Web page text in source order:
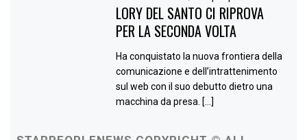
LORY DEL SANTO CI RIPROVA
PER LA SECONDA VOLTA
Ha conquistato la nuova frontiera della
comunicazione e dell’intrattenimento
sul web con il suo debutto dietro una
macchina da presa. […]